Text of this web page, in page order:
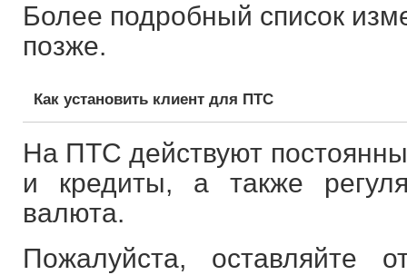
Более подробный список
позже.
Как установить клиент для ПТС
На ПТС действуют
и кредиты, а также
валюта.
Пожалуйста, оставляйте